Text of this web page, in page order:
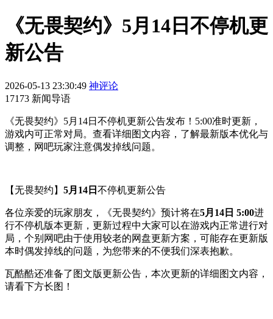
《无畏契约》5月14日不停机更
新公告
2026-05-13 23:30:49 神评论
17173 新闻导语
《无畏契约》5月14日不停机更新公告发布！5:00准时更新，
游戏内可正常对局。查看详细图文内容，了解最新版本优化与
调整，网吧玩家注意偶发掉线问题。
【无畏契约】 5月14日 不停机更新公告
各位亲爱的玩家朋友，《无畏契约》预计将在5月14日 5:00进
行不停机版本更新，更新过程中大家可以在游戏内正常进行对
局，个别网吧由于使用较老的网盘更新方案，可能存在更新版
本时偶发掉线的问题，为您带来的不便我们深表抱歉。
瓦酷酷还准备了图文版更新公告，本次更新的详细图文内容，
请看下方长图！